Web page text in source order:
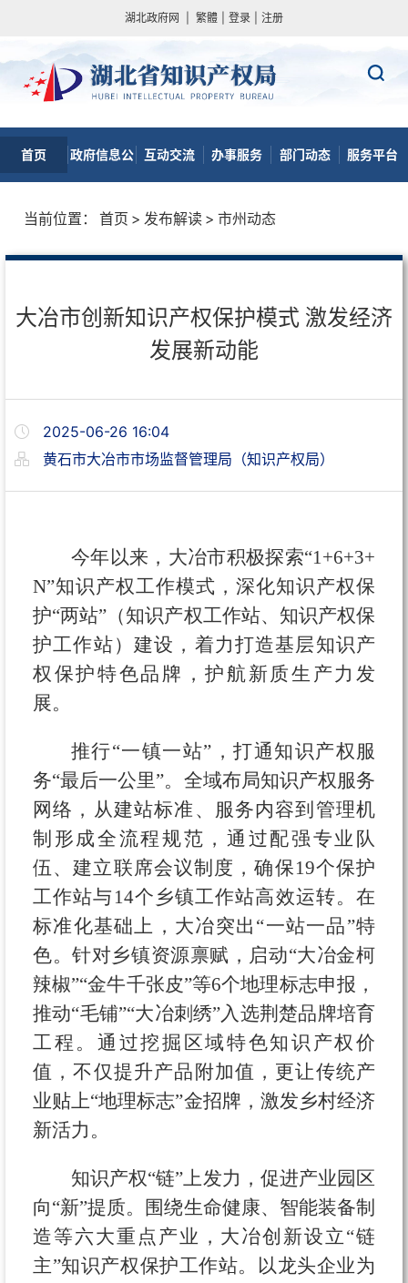
湖北政府网 繁體 登录 注册
首页 政府信息公 互动交流 办事服务 部门动态 服务平台
当前位置： 首页 > 发布解读 > 市州动态
大冶市创新知识产权保护模式 激发经济
发展新动能
2025-06-26 16:04
黄石市大冶市市场监督管理局（知识产权局）
今年以来，大冶市积极探索“1+6+3+
N”知识产权工作模式，深化知识产权保
护“两站”（知识产权工作站、知识产权保
护工作站）建设，着力打造基层知识产
权保护特色品牌，护航新质生产力发
展。
推行“一镇一站”，打通知识产权服
务“最后一公里”。全域布局知识产权服务
网络，从建站标准、服务内容到管理机
制形成全流程规范，通过配强专业队
伍、建立联席会议制度，确保19个保护
工作站与14个乡镇工作站高效运转。在
标准化基础上，大冶突出“一站一品”特
色。针对乡镇资源禀赋，启动“大冶金柯
辣椒”“金牛千张皮”等6个地理标志申报，
推动“毛铺”“大冶刺绣”入选荆楚品牌培育
工程。通过挖掘区域特色知识产权价
值，不仅提升产品附加值，更让传统产
业贴上“地理标志”金招牌，激发乡村经济
新活力。
知识产权“链”上发力，促进产业园区
向“新”提质。围绕生命健康、智能装备制
造等六大重点产业，大冶创新设立“链
主”知识产权保护工作站。以龙头企业为